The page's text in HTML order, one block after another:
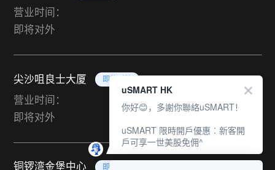
营业时间：
即将对外
尖沙咀良士大厦 即将对外
营业时间：
即将对外
铜锣湾金堡中心 即将对外
uSMART HK
你好😊，多謝你聯絡uSMART！
uSMART 限時開戶優惠︰新客開
戶可享一世美股免佣^